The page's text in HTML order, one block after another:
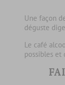
Une façon
déguste
Le café
possibles et